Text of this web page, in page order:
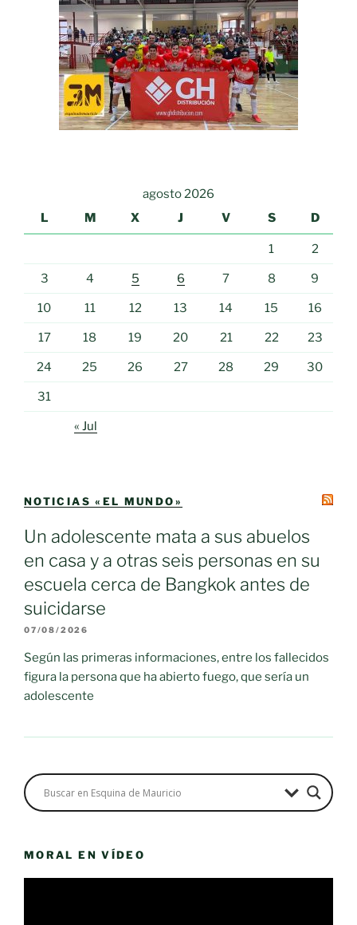
agosto 2026
L
M X J V S D
1 2
3 4 5 6 7 8 9
10 11 12 13 14 15 16
17 18 19 20 21 22 23
24 25 26 27 28 29 30
31
« Jul
NOTICIAS «EL MUNDO»
Un adolescente mata a sus abuelos
en casa y a otras seis personas en su
escuela cerca de Bangkok antes de
suicidarse
07/08/2026
Según las primeras informaciones, entre los fallecidos
figura la persona que ha abierto fuego, que sería un
adolescente
MORAL EN VÍDEO